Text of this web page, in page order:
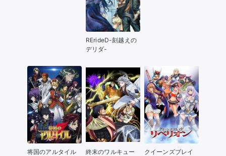
RErideD-刻越えの
デリダ-
将国のアルタイル
終末のワルキュー
クイーンズブレイ